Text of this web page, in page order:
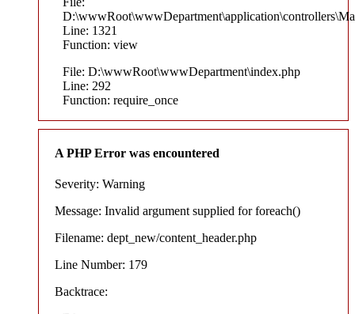
Line: 1321
Function: view
File: D:\wwwRoot\wwwDepartment\index.php
Line: 292
Function: require_once
A PHP Error was encountered
Severity: Warning
Message: Invalid argument supplied for foreach()
Filename: dept_new/content_header.php
Line Number: 179
Backtrace: